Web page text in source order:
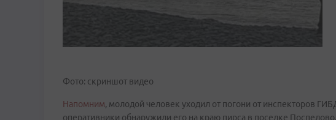
Фото: скриншот видео
Напомним, молодой человек уходил от погони от инспекторов
оперативники обнаружили его на краю пирса в поселке